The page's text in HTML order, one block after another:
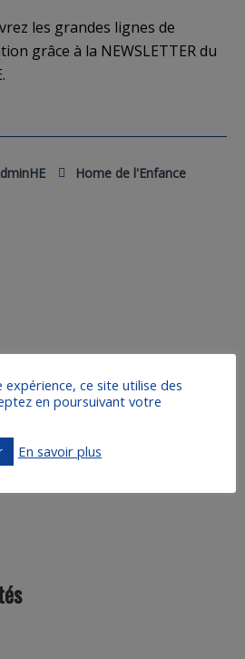
les grandes lignes de
grâce à la NEWSLETTER du
Home de l'Enfance
ce site utilise des
en poursuivant votre
En savoir plus